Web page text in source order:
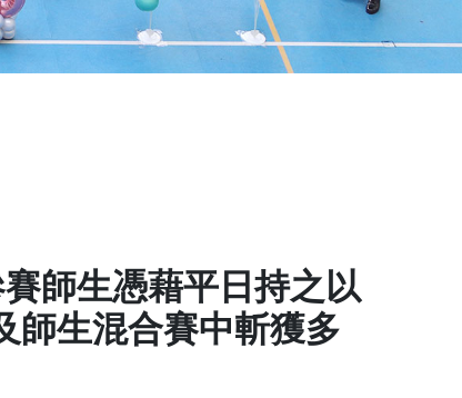
師生憑藉平日持之以
師生混合賽中斬獲多